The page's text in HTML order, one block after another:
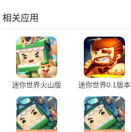
相关应用
迷你世界火山版
1.58.0 手机版
迷你世界0.1版本
0.10.8 安卓版